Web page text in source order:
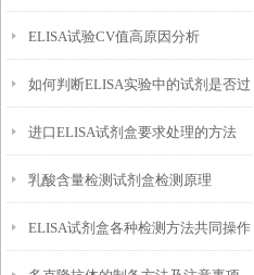
ELISA试验CV值高原因分析
如何判断ELISA实验中的试剂是否过
期？
进口ELISA试剂盒要求处理的方法
乳酸含量检测试剂盒检测原理
ELISA试剂盒各种检测方法共同操作